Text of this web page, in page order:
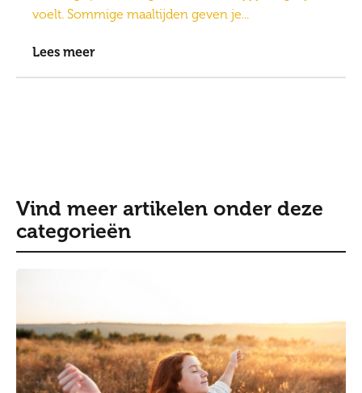
voelt. Sommige maaltijden geven je...
Lees meer
Vind meer artikelen onder deze
categorieën